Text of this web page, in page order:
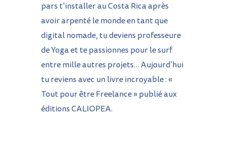
pars t’installer au Costa Rica après
avoir arpenté le monde en tant que
digital nomade, tu deviens professeure
de Yoga et te passionnes pour le surf
entre mille autres projets… Aujourd’hui
tu reviens avec un livre incroyable : «
Tout pour être Freelance » publié aux
éditionsCALIOPEA.